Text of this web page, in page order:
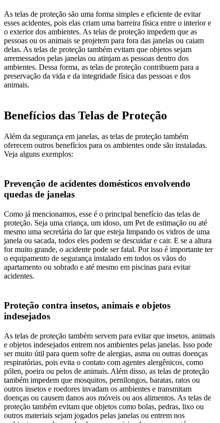
As telas de proteção são uma forma simples e eficiente de evitar
esses acidentes, pois elas criam uma barreira física entre o interior e
o exterior dos ambientes. As telas de proteção impedem que as
pessoas ou os animais se projetem para fora das janelas ou caiam
delas. As telas de proteção também evitam que objetos sejam
arremessados pelas janelas ou atinjam as pessoas dentro dos
ambientes. Dessa forma, as telas de proteção contribuem para a
preservação da vida e da integridade física das pessoas e dos
animais.
Benefícios das Telas de Proteção
Além da segurança em janelas, as telas de proteção também
oferecem outros benefícios para os ambientes onde são instaladas.
Veja alguns exemplos:
Prevenção de acidentes domésticos envolvendo
quedas de janelas
Como já mencionamos, esse é o principal benefício das telas de
proteção. Seja uma criança, um idoso, um Pet de estimação ou até
mesmo uma secretária do lar que esteja limpando os vidros de uma
janela ou sacada, todos eles podem se descuidar e cair. E se a altura
for muito grande, o acidente pode ser fatal. Por isso é importante ter
o equipamento de segurança instalado em todos os vãos do
apartamento ou sobrado e até mesmo em piscinas para evitar
acidentes.
Proteção contra insetos, animais e objetos
indesejados
As telas de proteção também servem para evitar que insetos, animais
e objetos indesejados entrem nos ambientes pelas janelas. Isso pode
ser muito útil para quem sofre de alergias, asma ou outras doenças
respiratórias, pois evita o contato com agentes alergênicos, como
pólen, poeira ou pelos de animais. Além disso, as telas de proteção
também impedem que mosquitos, pernilongos, baratas, ratos ou
outros insetos e roedores invadam os ambientes e transmitam
doenças ou causem danos aos móveis ou aos alimentos. As telas de
proteção também evitam que objetos como bolas, pedras, lixo ou
outros materiais sejam jogados pelas janelas ou entrem nos